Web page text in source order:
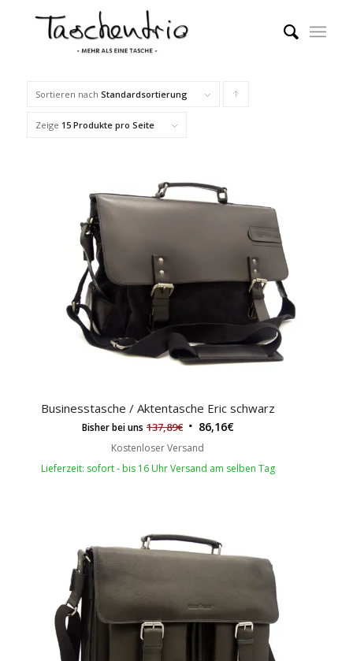
Sortieren nach Standardsortierung
in
aufsteigender
Reihenfolge
sortieren
Zeige 15 Produkte pro Seite
Businesstasche / Aktentasche Eric schwarz
Bisher bei uns 137,89€ 86,16€
Kostenloser Versand
Lieferzeit: sofort - bis 16 Uhr Versand am selben Tag